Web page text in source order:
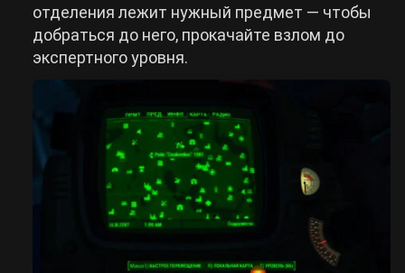
отделения лежит нужный предмет — чтобы
добраться до него, прокачайте взлом до
экспертного уровня.